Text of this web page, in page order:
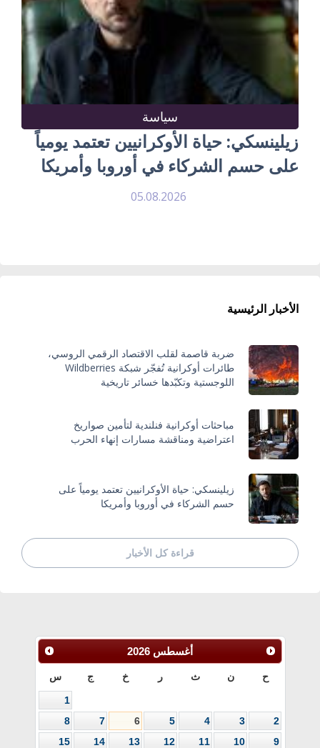
سياسة
زيلينسكي: حياة الأوكرانيين تعتمد يومياً
على حسم الشركاء في أوروبا وأمريكا
05.08.2026
الأخبار الرئيسية
ضربة قاصمة لقلب الاقتصاد الرقمي الروسي،
طائرات أوكرانية تُفجّر شبكة Wildberries
اللوجستية وتكبّدها خسائر تاريخية
مباحثات أوكرانية فنلندية لتأمين صواريخ
اعتراضية ومناقشة مسارات إنهاء الحرب
زيلينسكي: حياة الأوكرانيين تعتمد يومياً على
حسم الشركاء في أوروبا وأمريكا
قراءة كل الأخبار
أغسطس 2026
ح ن ث ر خ ج س
1
2
3
4
5
6
7
8
9
10
11
12
13
14
15